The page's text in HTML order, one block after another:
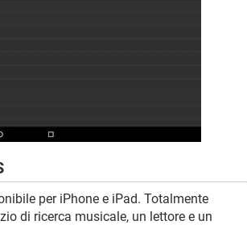
per iPhone e iPad. Totalmente
di ricerca musicale, un lettore e un